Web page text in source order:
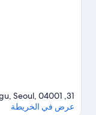
31, World Cup buk-ro, Mapo-gu, Seoul, 04001
عرض في الخريطة